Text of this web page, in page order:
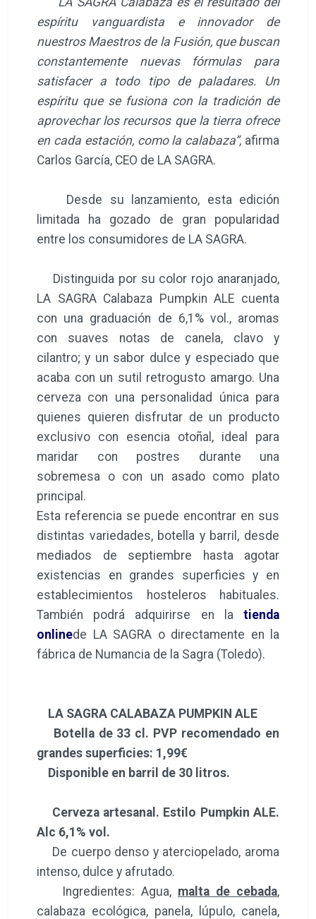
espíritu vanguardista e innovador de
nuestros Maestros de la Fusión, que buscan
constantemente nuevas fórmulas para
satisfacer a todo tipo de paladares. Un
espíritu que se fusiona con la tradición de
aprovechar los recursos que la tierra ofrece
en cada estación, como la calabaza”, afirma
Carlos García, CEO de LA SAGRA.
Desde su lanzamiento, esta edición
limitada ha gozado de gran popularidad
entre los consumidores de LA SAGRA.
Distinguida por su color rojo anaranjado,
LA SAGRA Calabaza Pumpkin ALE cuenta
con una graduación de 6,1% vol., aromas
con suaves notas de canela, clavo y
cilantro; y un sabor dulce y especiado que
acaba con un sutil retrogusto amargo. Una
cerveza con una personalidad única para
quienes quieren disfrutar de un producto
exclusivo con esencia otoñal, ideal para
maridar con postres durante una
sobremesa o con un asado como plato
principal.
Esta referencia se puede encontrar en sus
distintas variedades, botella y barril, desde
mediados de septiembre hasta agotar
existencias en grandes superficies y en
establecimientos hosteleros habituales.
También podrá adquirirse en la tienda
onlinede LA SAGRA o directamente en la
fábrica de Numancia de la Sagra (Toledo).
LA SAGRA CALABAZA PUMPKIN ALE
Botella de 33 cl. PVP recomendado en
grandes superficies: 1,99€
Disponible en barril de 30 litros.
Cerveza artesanal. Estilo Pumpkin ALE.
Alc 6,1% vol.
De cuerpo denso y aterciopelado, aroma
intenso, dulce y afrutado.
Ingredientes: Agua, malta de cebada,
calabaza ecológica, panela, lúpulo, canela,